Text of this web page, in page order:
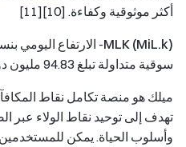
أكثر موثوقية وكفاءة. [10][11]
MLK (MiL.k)
سوقية متداولة تبلغ 94.83 مليون دولار.
ميلك هو منصة تكامل نقاط
تهدف إلى توحيد نقاط الولاء عبر
وأسلوب الحياة. يمكن